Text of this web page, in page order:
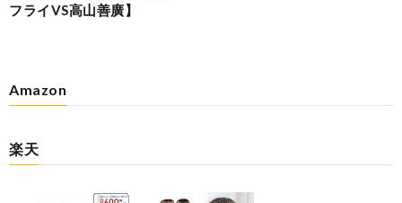
フライVS高山善廣】
Amazon
楽天